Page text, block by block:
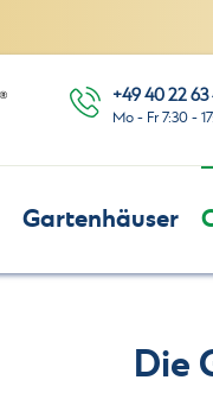
+49 40 22 63
Mo - Fr 7:30 -
Gartenhäuser
Die